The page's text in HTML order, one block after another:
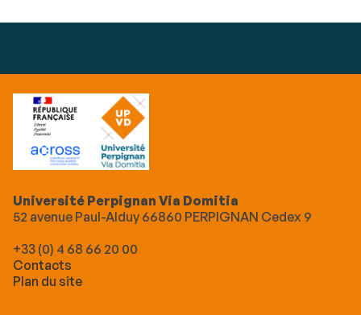
Université Perpignan Via Domitia
52 avenue Paul-Alduy 66860 PERPIGNAN Cedex 9
+33 (0) 4 68 66 20 00
Contacts
Plan du site